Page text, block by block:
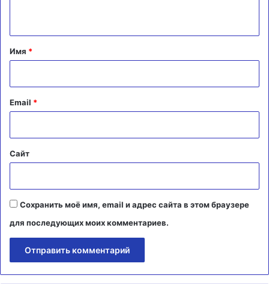
а
й
Имя *
Email *
Сайт
Сохранить моё имя, email и адрес сайта в этом браузере
для последующих моих комментариев.